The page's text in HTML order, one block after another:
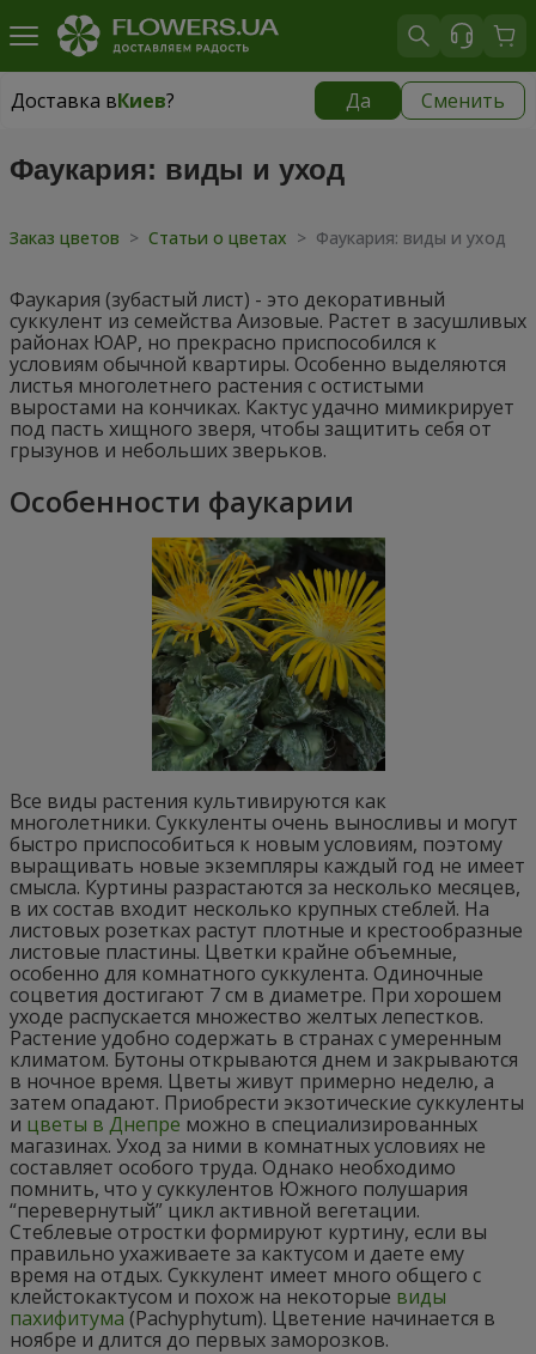
Доставка вКиев? Да Сменить
Доставка вКиев
Фаукария: виды и уход
Заказ цветов > Статьи о цветах > Фаукария: виды и уход
Фаукария (зубастый лист) - это декоративный
суккулент из семейства Аизовые. Растет в засушливых
районах ЮАР, но прекрасно приспособился к
условиям обычной квартиры. Особенно выделяются
листья многолетнего растения с остистыми
выростами на кончиках. Кактус удачно мимикрирует
под пасть хищного зверя, чтобы защитить себя от
грызунов и небольших зверьков.
Особенности фаукарии
Все виды растения культивируются как
многолетники. Суккуленты очень выносливы и могут
быстро приспособиться к новым условиям, поэтому
выращивать новые экземпляры каждый год не имеет
смысла. Куртины разрастаются за несколько месяцев,
в их состав входит несколько крупных стеблей. На
листовых розетках растут плотные и крестообразные
листовые пластины. Цветки крайне объемные,
особенно для комнатного суккулента. Одиночные
соцветия достигают 7 см в диаметре. При хорошем
уходе распускается множество желтых лепестков.
Растение удобно содержать в странах с умеренным
климатом. Бутоны открываются днем и закрываются
в ночное время. Цветы живут примерно неделю, а
затем опадают. Приобрести экзотические суккуленты
и цветы в Днепре можно в специализированных
магазинах. Уход за ними в комнатных условиях не
составляет особого труда. Однако необходимо
помнить, что у суккулентов Южного полушария
“перевернутый” цикл активной вегетации.
Стеблевые отростки формируют куртину, если вы
правильно ухаживаете за кактусом и даете ему
время на отдых. Суккулент имеет много общего с
клейстокактусом и похож на некоторые виды
пахифитума (Pachyphytum). Цветение начинается в
ноябре и длится до первых заморозков.